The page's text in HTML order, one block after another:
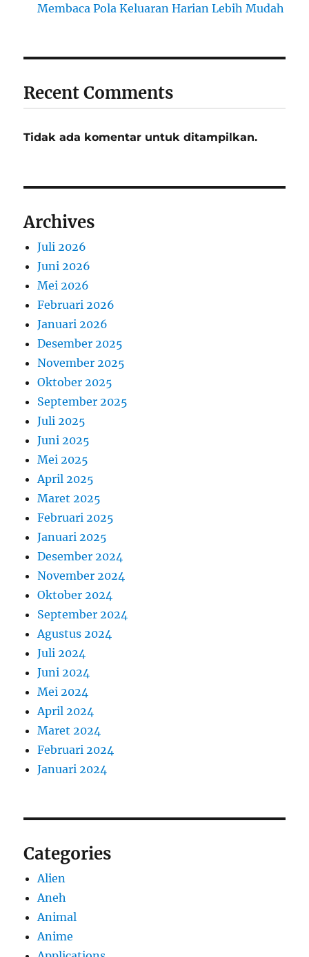
Membaca Pola Keluaran Harian Lebih Mudah
Recent Comments
Tidak ada komentar untuk ditampilkan.
Archives
Juli 2026
Juni 2026
Mei 2026
Februari 2026
Januari 2026
Desember 2025
November 2025
Oktober 2025
September 2025
Juli 2025
Juni 2025
Mei 2025
April 2025
Maret 2025
Februari 2025
Januari 2025
Desember 2024
November 2024
Oktober 2024
September 2024
Agustus 2024
Juli 2024
Juni 2024
Mei 2024
April 2024
Maret 2024
Februari 2024
Januari 2024
Categories
Alien
Aneh
Animal
Anime